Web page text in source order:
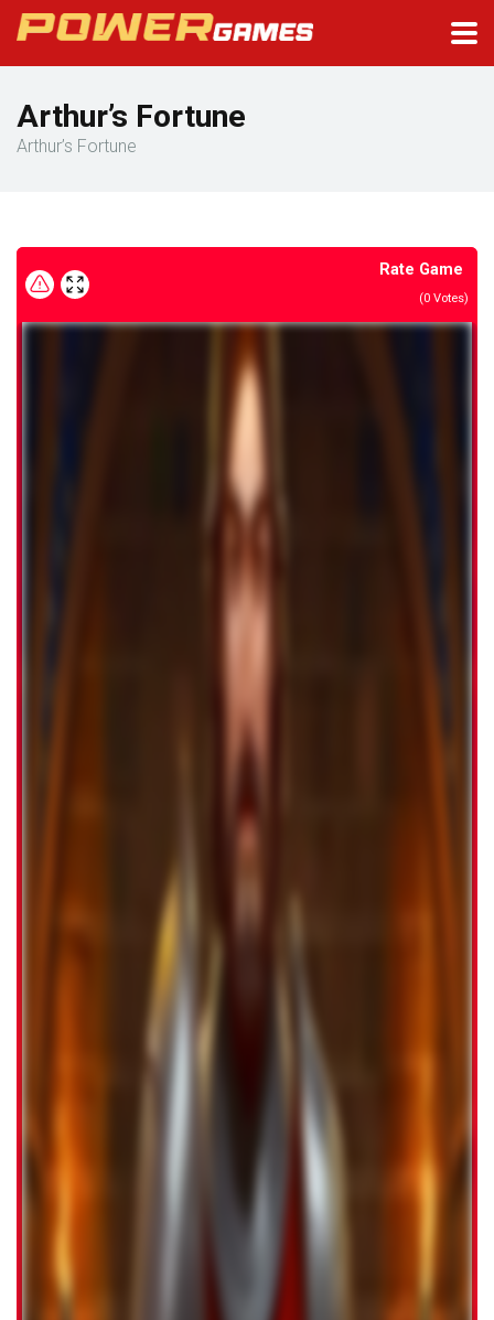
Arthur’s Fortune
Arthur’s Fortune
Rate Game
(0 Votes)